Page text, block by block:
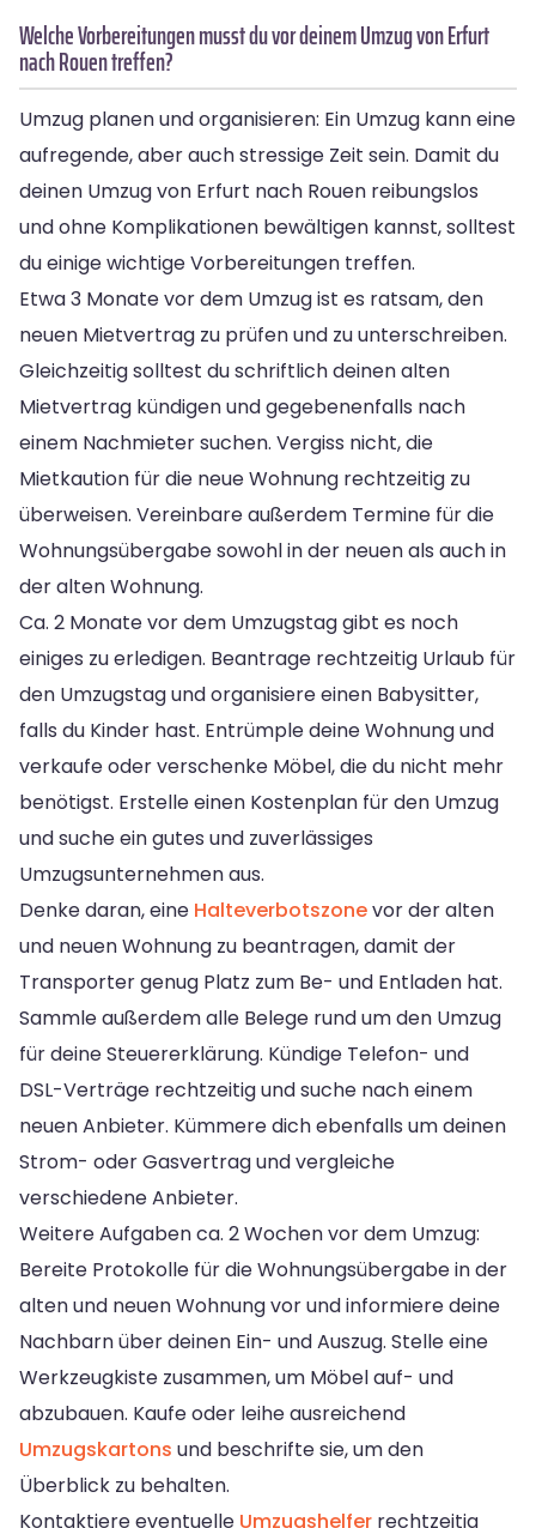
Welche Vorbereitungen musst du vor deinem Umzug von Erfurt
nach Rouen treffen?
Umzug planen und organisieren: Ein Umzug kann eine
aufregende, aber auch stressige Zeit sein. Damit du
deinen Umzug von Erfurt nach Rouen reibungslos
und ohne Komplikationen bewältigen kannst, solltest
du einige wichtige Vorbereitungen treffen.
Etwa 3 Monate vor dem Umzug ist es ratsam, den
neuen Mietvertrag zu prüfen und zu unterschreiben.
Gleichzeitig solltest du schriftlich deinen alten
Mietvertrag kündigen und gegebenenfalls nach
einem Nachmieter suchen. Vergiss nicht, die
Mietkaution für die neue Wohnung rechtzeitig zu
überweisen. Vereinbare außerdem Termine für die
Wohnungsübergabe sowohl in der neuen als auch in
der alten Wohnung.
Ca. 2 Monate vor dem Umzugstag gibt es noch
einiges zu erledigen. Beantrage rechtzeitig Urlaub für
den Umzugstag und organisiere einen Babysitter,
falls du Kinder hast. Entrümple deine Wohnung und
verkaufe oder verschenke Möbel, die du nicht mehr
benötigst. Erstelle einen Kostenplan für den Umzug
und suche ein gutes und zuverlässiges
Umzugsunternehmen aus.
Denke daran, eine Halteverbotszonevor der alten
und neuen Wohnung zu beantragen, damit der
Transporter genug Platz zum Be- und Entladen hat.
Sammle außerdem alle Belege rund um den Umzug
für deine Steuererklärung. Kündige Telefon- und
DSL-Verträge rechtzeitig und suche nach einem
neuen Anbieter. Kümmere dich ebenfalls um deinen
Strom- oder Gasvertrag und vergleiche
verschiedene Anbieter.
Weitere Aufgaben ca. 2 Wochen vor dem Umzug:
Bereite Protokolle für die Wohnungsübergabe in der
alten und neuen Wohnung vor und informiere deine
Nachbarn über deinen Ein- und Auszug. Stelle eine
Werkzeugkiste zusammen, um Möbel auf- und
abzubauen. Kaufe oder leihe ausreichend
Umzugskartons und beschrifte sie, um den
Überblick zu behalten.
Kontaktiere eventuelle Umzugshelfer rechtzeitig